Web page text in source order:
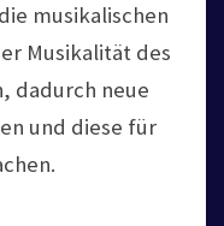
musikalischen
Musikalität des
dadurch neue
und diese für